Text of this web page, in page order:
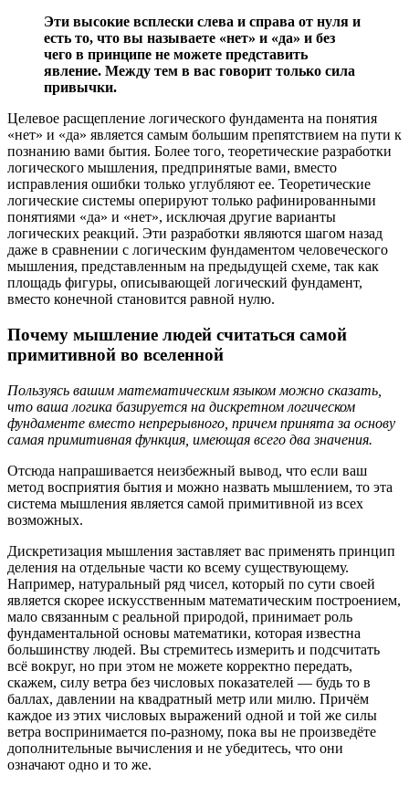
Эти высокие всплески слева и справа от нуля и
есть то, что вы называете «нет» и «да» и без
чего в принципе не можете представить
явление. Между тем в вас говорит только сила
привычки.
Целевое расщепление логического фундамента на понятия
«нет» и «да» является самым большим препятствием на пути к
познанию вами бытия. Более того, теоретические разработки
логического мышления, предпринятые вами, вместо
исправления ошибки только углубляют ее. Теоретические
логические системы оперируют только рафинированными
понятиями «да» и «нет», исключая другие варианты
логических реакций. Эти разработки являются шагом назад
даже в сравнении с логическим фундаментом человеческого
мышления, представленным на предыдущей схеме, так как
площадь фигуры, описывающей логический фундамент,
вместо конечной становится равной нулю.
Почему мышление людей считаться самой
примитивной во вселенной
Пользуясь вашим математическим языком можно сказать,
что ваша логика базируется на дискретном логическом
фундаменте вместо непрерывного, причем принята за основу
самая примитивная функция, имеющая всего два значения.
Отсюда напрашивается неизбежный вывод, что если ваш
метод восприятия бытия и можно назвать мышлением, то эта
система мышления является самой примитивной из всех
возможных.
Дискретизация мышления заставляет вас применять принцип
деления на отдельные части ко всему существующему.
Например, натуральный ряд чисел, который по сути своей
является скорее искусственным математическим построением,
мало связанным с реальной природой, принимает роль
фундаментальной основы математики, которая известна
большинству людей. Вы стремитесь измерить и подсчитать
всё вокруг, но при этом не можете корректно передать,
скажем, силу ветра без числовых показателей — будь то в
баллах, давлении на квадратный метр или милю. Причём
каждое из этих числовых выражений одной и той же силы
ветра воспринимается по-разному, пока вы не произведёте
дополнительные вычисления и не убедитесь, что они
означают одно и то же.